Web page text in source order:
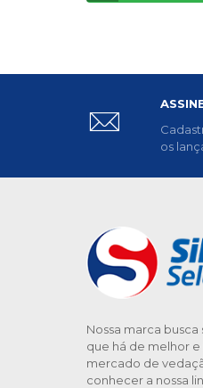
os
Nossa marca
que há de melhor
mercado de
conhecer a nossa